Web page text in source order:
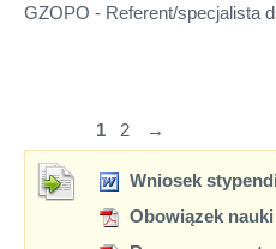
GZOPO - Referent/specjalista
1 2 →
Wniosek
Obowiązek